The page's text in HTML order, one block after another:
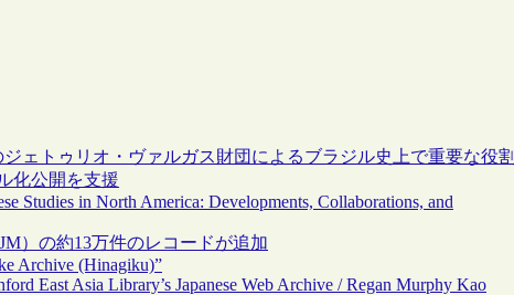
ェトゥリオ・ヴァルガス財団によるブラジル史上で重要な役割
化公開を支援
Studies in North America: Developments, Collaborations, and
）の約13万件のレコードが追加
Archive (Hinagiku)”
East Asia Library’s Japanese Web Archive / Regan Murphy Kao